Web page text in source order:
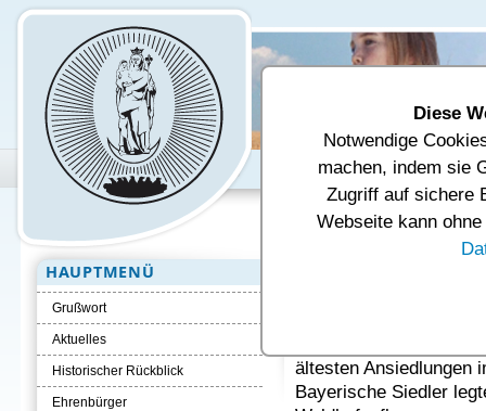
Diese
Notwendige
machen, indem sie
Zugriff auf sichere
Webseite kann
Unsere Gemeinde
Aktuelle Seite:
ältesten Ansiedlungen
Bayerische Siedler
HAUPTMENÜ
Grußwort
Aktuelles
Historischer Rückblick
Ehrenbürger